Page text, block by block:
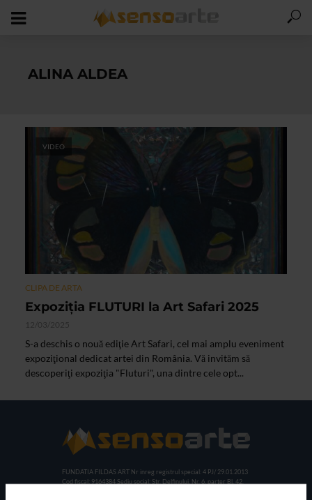
ALINA ALDEA
VIDEO
CLIPA DE ARTA
Expoziţia FLUTURI la Art Safari 2025
12/03/2025
S-a deschis o nouă ediţie Art Safari, cel mai amplu eveniment
expoziţional dedicat artei din România. Vă invităm să
descoperiţi expoziţia "Fluturi", una dintre cele opt...
FUNDATIA FILDAS ART Nr inreg registrul special: 4 PJ/ 29.01.2013
Cod fiscal: 9164384Sediu social: Str. Delfinului, Nr. 6, parter Bl. 42,